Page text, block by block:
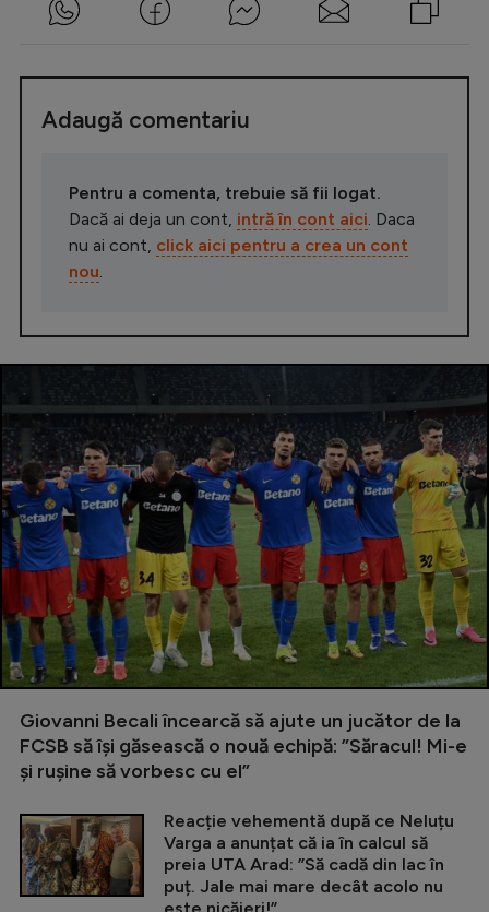
Adaugă comentariu
Pentru a comenta, trebuie să fii logat.
Dacă ai deja un cont, intră în cont aici . Daca
nu ai cont, click aici pentru a crea un cont
nou
Giovanni Becali încearcă să ajute un jucător de la
FCSB să își găsească o nouă echipă: ”Săracul! Mi-e
și rușine să vorbesc cu el”
Reacție vehementă după ce Neluțu
Varga a anunțat că ia în calcul să
preia UTA Arad: ”Să cadă din lac în
puț. Jale mai mare decât acolo nu